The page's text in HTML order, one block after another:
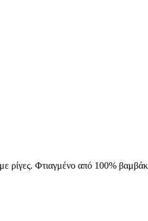
ρίγες. Φτιαγμένο από 100%